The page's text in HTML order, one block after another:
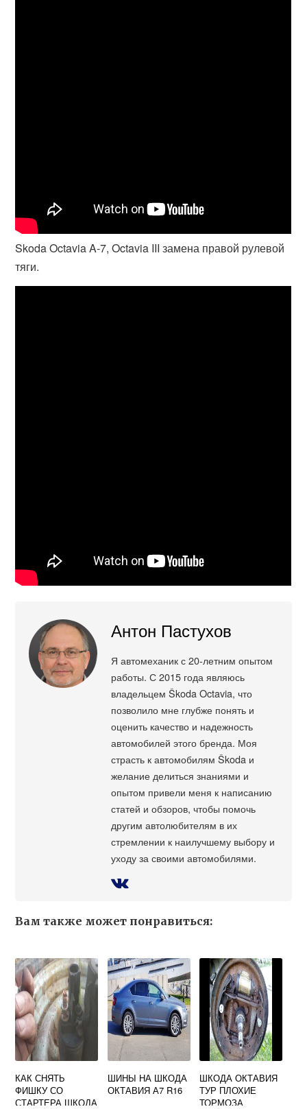
Skoda Octavia A-7, Octavia III замена правой рулевой
тяги.
Антон Пастухов
Я автомеханик с 20-летним опытом
работы. С 2015 года являюсь
владельцем Škoda Octavia, что
позволило мне глубже понять и
оценить качество и надежность
автомобилей этого бренда. Моя
страсть к автомобилям Škoda и
желание делиться знаниями и
опытом привели меня к написанию
статей и обзоров, чтобы помочь
другим автолюбителям в их
стремлении к наилучшему выбору и
уходу за своими автомобилями.
Вам также может понравиться:
КАК СНЯТЬ
ФИШКУ СО
СТАРТЕРА ШКОДА
ШИНЫ НА ШКОДА
ОКТАВИЯ А7 R16
ШКОДА ОКТАВИЯ
ТУР ПЛОХИЕ
ТОРМОЗА